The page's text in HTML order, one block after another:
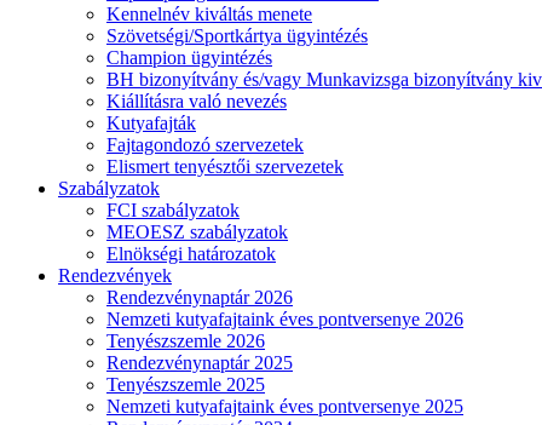
Kennelnév kiváltás menete
Szövetségi/Sportkártya ügyintézés
Champion ügyintézés
BH bizonyítvány és/vagy Munkavizsga bizonyítvány
Kiállításra való nevezés
Kutyafajták
Fajtagondozó szervezetek
Elismert tenyésztői szervezetek
Szabályzatok
FCI szabályzatok
MEOESZ szabályzatok
Elnökségi határozatok
Rendezvények
Rendezvénynaptár 2026
Nemzeti kutyafajtaink éves pontversenye 2026
Tenyészszemle 2026
Rendezvénynaptár 2025
Tenyészszemle 2025
Nemzeti kutyafajtaink éves pontversenye 2025